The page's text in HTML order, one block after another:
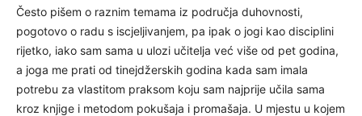
Često pišem o raznim temama iz područja duhovnosti,
pogotovo o radu s iscjeljivanjem, pa ipak o jogi kao disciplini
rijetko, iako sam sama u ulozi učitelja već više od pet godina,
a joga me prati od tinejdžerskih godina kada sam imala
potrebu za vlastitom praksom koju sam najprije učila sama
kroz knjige i metodom pokušaja i promašaja. U mjestu u kojem